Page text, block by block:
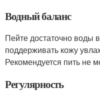
Водный баланс
Пейте достаточно воды
поддерживать кожу
Рекомендуется пить не
Регулярность